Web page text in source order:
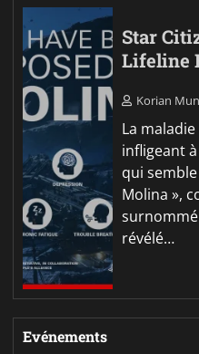
Star
Lifeline
Korian
La
infligeant
qui
Molina »,
révélé…
Evénements